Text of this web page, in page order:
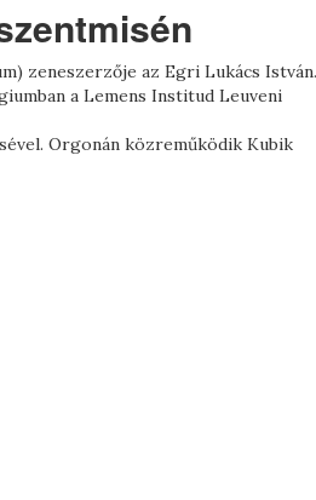
zeneszerzője az Egri Lukács István.
a Lemens Institud Leuveni
Orgonán közreműködik Kubik